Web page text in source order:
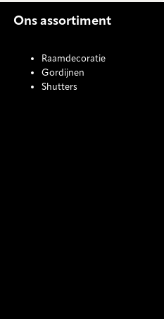
Ons assortiment
Raamdecoratie
Gordijnen
Shutters